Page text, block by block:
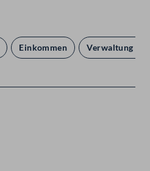
Einkommen Verwaltung